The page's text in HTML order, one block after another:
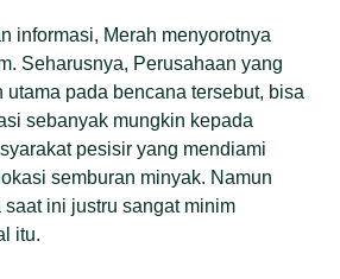
informasi, Merah menyorotnya
Seharusnya, Perusahaan yang
utama pada bencana tersebut, bisa
sebanyak mungkin kepada
pesisir yang mendiami
semburan minyak. Namun
ini justru sangat minim
itu.